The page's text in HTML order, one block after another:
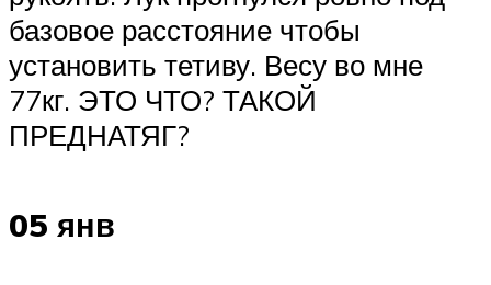
базовое расстояние чтобы
установить тетиву. Весу во мне
77кг. ЭТО ЧТО? ТАКОЙ
ПРЕДНАТЯГ?
05 янв